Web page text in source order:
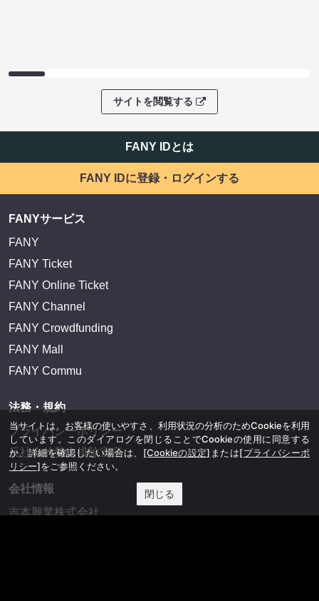
サイトを閲覧する
FANY IDとは
FANY IDに登録・ログインする
FANYサービス
FANY
FANY Ticket
FANY Online Ticket
FANY Channel
FANY Crowdfunding
FANY Mall
FANY Commu
法務・規約
プライバシーポリシー
反社会的勢力排除宣言
会社情報
吉本興業株式会社
当サイトは、お客様の使いやすさ、利用状況の分析のためCookieを利用
しています。このダイアログを閉じることでCookieの使用に同意する
か、詳細を確認したい場合は、 [Cookieの設定] または[プライバシーポ
リシー]をご参照ください。
閉じる